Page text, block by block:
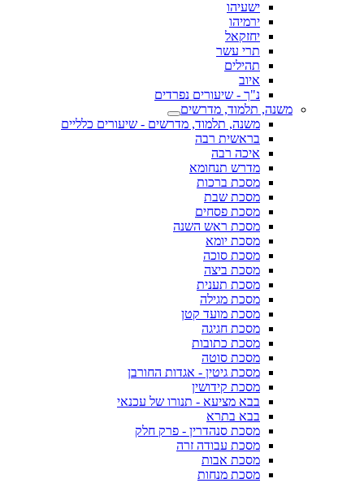
ישעיהו
ירמיהו
יחזקאל
תרי עשר
תהילים
איוב
נ"ך - שיעורים נפרדים
משנה, תלמוד, מדרשים
משנה, תלמוד, מדרשים - שיעורים כלליים
בראשית רבה
איכה רבה
מדרש תנחומא
מסכת ברכות
מסכת שבת
מסכת פסחים
מסכת ראש השנה
מסכת יומא
מסכת סוכה
מסכת ביצה
מסכת תענית
מסכת מגילה
מסכת מועד קטן
מסכת חגיגה
מסכת כתובות
מסכת סוטה
מסכת גיטין - אגדות החורבן
מסכת קידושין
בבא מציעא - תנורו של עכנאי
בבא בתרא
מסכת סנהדרין - פרק חלק
מסכת עבודה זרה
מסכת אבות
מסכת מנחות